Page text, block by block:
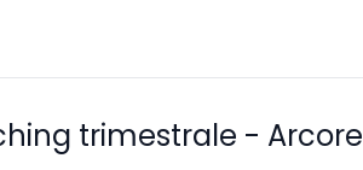
trimestrale - Arcore